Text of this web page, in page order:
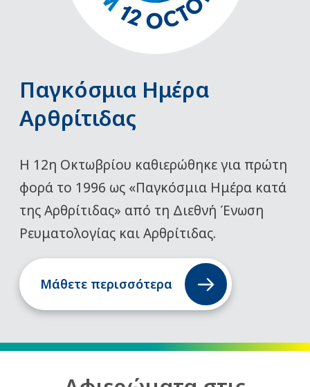
Παγκόσμια Ημέρα
Αρθρίτιδας
Η 12η Οκτωβρίου καθιερώθηκε για πρώτη
φορά το 1996 ως «Παγκόσμια Ημέρα κατά
της Αρθρίτιδας» από τη Διεθνή Ένωση
Ρευματολογίας και Αρθρίτιδας.
Μάθετε περισσότερα